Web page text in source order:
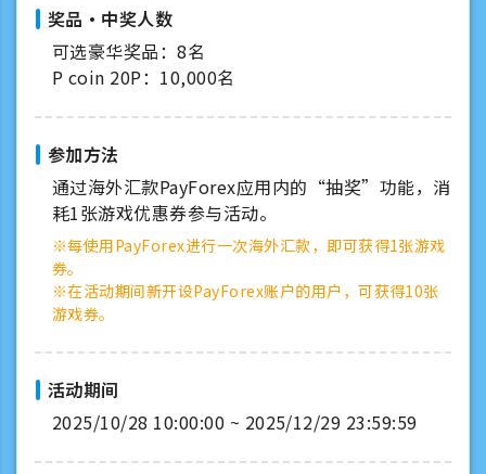
奖品·中奖人数
可选豪华奖品：8名
P coin 20P：10,000名
参加方法
通过海外汇款PayForex应用内的“抽奖”功能，消
耗1张游戏优惠券参与活动。
※每使用PayForex进行一次海外汇款，即可获得1张游戏
券。
※在活动期间新开设PayForex账户的用户，可获得10张
游戏券。
活动期间
2025/10/28 10:00:00 ~ 2025/12/29 23:59:59